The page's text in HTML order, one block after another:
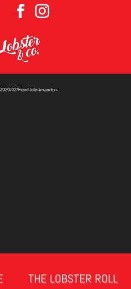
02/Fond-lobsterandco-
THE LOBSTER ROLL